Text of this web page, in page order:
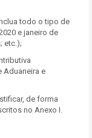
todo o tipo de
e janeiro de
etc.);
Aduaneira e
de forma
no Anexo I.